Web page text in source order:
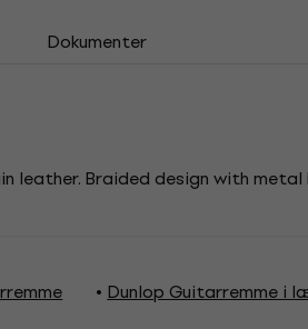
Dokumenter
Braided design with metal
Dunlop Guitarremme i